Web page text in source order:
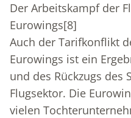
Der Arbeitskampf der
Eurowings[8]
Auch der Tarifkonflikt
Eurowings ist ein
und des Rückzugs des
Flugsektor. Die
vielen